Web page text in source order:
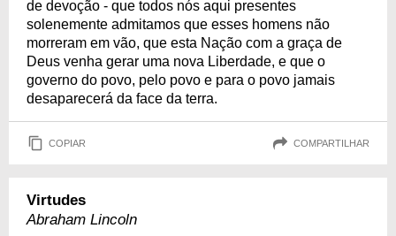
de devoção - que todos nós aqui presentes
solenemente admitamos que esses homens não
morreram em vão, que esta Nação com a graça de
Deus venha gerar uma nova Liberdade, e que o
governo do povo, pelo povo e para o povo jamais
desaparecerá da face da terra.
COPIAR COMPARTILHAR
Virtudes
Abraham Lincoln